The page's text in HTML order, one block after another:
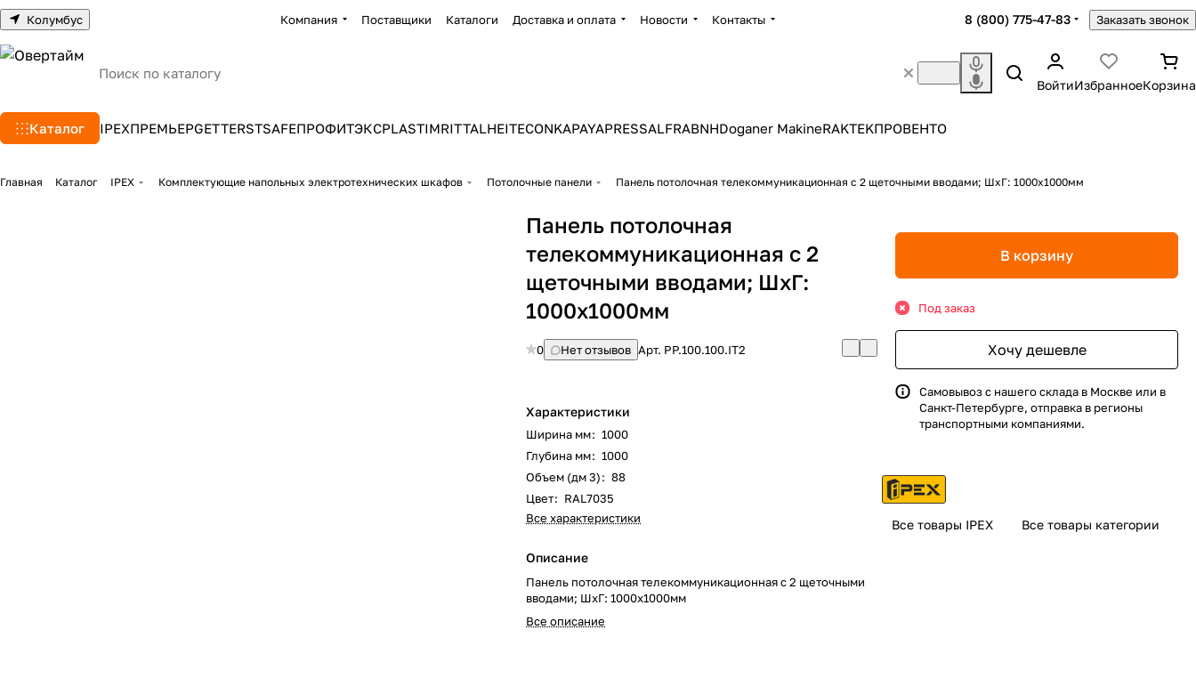
Колумбус Компания Поставщики Каталоги Доставка и оплата Новости Контакты 8 (800) 775-47-83 Заказать звонок
ВойтиИзбранноеКорзина
Каталог IPEXПРЕМЬЕРGETTERSTSAFEПРОФИТЭКСPLASTIMRITTALHEITECONKAPAYAPRESSALFRABNHDoganer MakineRAKTEKПРОВЕНТО
Главная Каталог IPEX Комплектующие напольных электротехнических шкафов Потолочные панели Панель потолочная телекоммуникационная с 2 щеточными вводами; ШхГ: 1000х1000мм
Панель потолочная
телекоммуникационная с 2
щеточными вводами; ШхГ:
1000х1000мм
0 Нет отзывов Арт. PP.100.100.IT2
Характеристики
Ширина мм: 1000
Глубина мм: 1000
Объем (дм 3): 88
Цвет: RAL7035
Все характеристики
Описание
Панель потолочная телекоммуникационная с 2 щеточными
вводами; ШхГ: 1000х1000мм
Все описание
В корзину
Под заказ
Хочу дешевле
Самовывоз с нашего склада в Москве или в
Санкт-Петербурге, отправка в регионы
транспортными компаниями.
Все товары IPEX Все товары категории